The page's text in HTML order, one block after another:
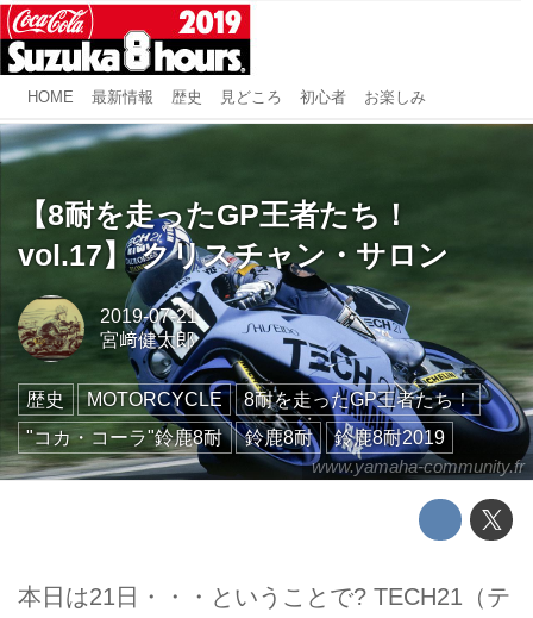
HOME 最新情報 歴史 見どころ 初心者 お楽しみ
www.yamaha-community.fr
【8耐を走ったGP王者たち！
vol.17】 クリスチャン・サロン
2019-07-21
宮﨑健太郎
歴史 MOTORCYCLE
8耐を走ったGP王者たち！
"コカ・コーラ"鈴鹿8耐
鈴鹿8耐 鈴鹿8耐2019
本日は21日・・・ということで? TECH21（テ